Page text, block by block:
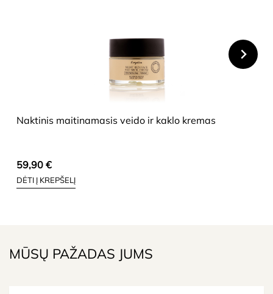
Naktinis maitinamasis veido ir kaklo kremas
59,90 €
DĖTI Į KREPŠELĮ
MŪSŲ PAŽADAS JUMS